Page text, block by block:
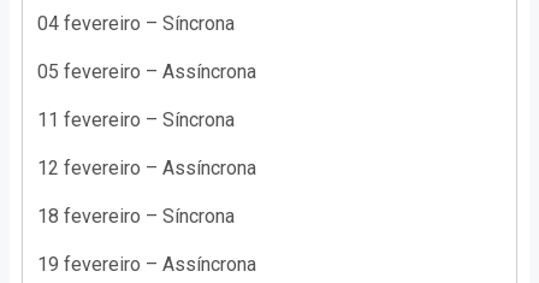
04 fevereiro – Síncrona
05 fevereiro – Assíncrona
11 fevereiro – Síncrona
12 fevereiro – Assíncrona
18 fevereiro – Síncrona
19 fevereiro – Assíncrona